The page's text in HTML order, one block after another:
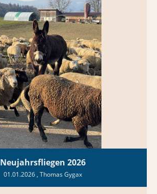
Neujahrsfliegen 2026
01.01.2026 , Thomas Gygax